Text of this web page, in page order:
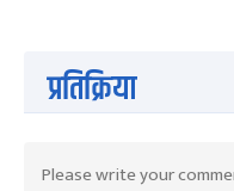
प्रतिक्रिया